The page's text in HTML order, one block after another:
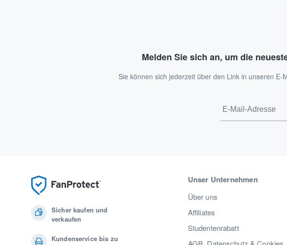
Melden Sie sich an, um die
Sie können sich jederzeit über den Link in unseren E-
Sicher kaufen und
verkaufen
Kundenservice bis zu
Unser Unternehmen
Über uns
Affiliates
Studentenrabatt